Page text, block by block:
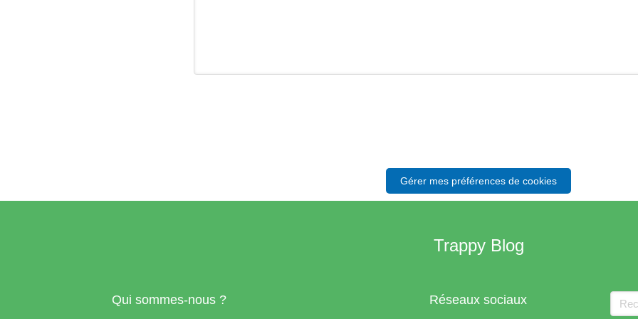
Gérer mes préférences de cookies
Trappy Blog
Qui sommes-nous ? Réseaux sociaux